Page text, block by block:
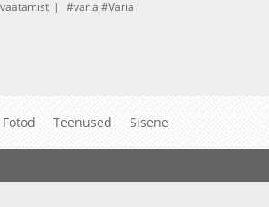
varia Varia
Fotod Teenused Sisene